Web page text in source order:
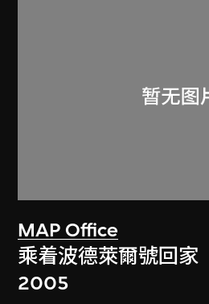
MAP Office
乘着波德萊爾號回家
2005